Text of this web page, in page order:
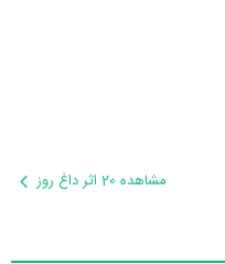
مشاهده 20 اثر داغ روز